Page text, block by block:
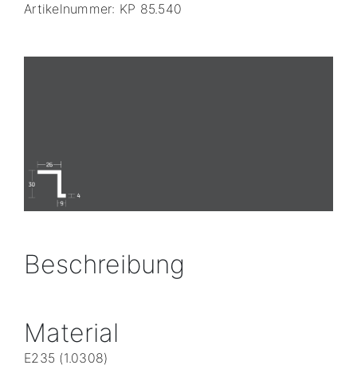
Artikelnummer: KP 85.540
Beschreibung
Material
E235 (1.0308)